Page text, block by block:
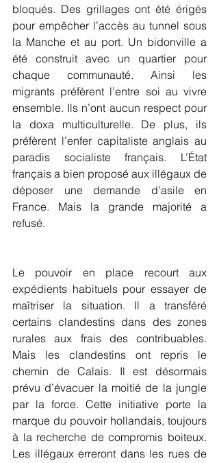
bloqués. Des grillages ont été érigés
pour empêcher l’accès au tunnel sous
la Manche et au port. Un bidonville a
été construit avec un quartier pour
chaque communauté. Ainsi les
migrants préfèrent l’entre soi au vivre
ensemble. Ils n’ont aucun respect pour
la doxa multiculturelle. De plus, ils
préfèrent l’enfer capitaliste anglais au
paradis socialiste français. L’État
français a bien proposé aux illégaux de
déposer une demande d’asile en
France. Mais la grande majorité a
refusé.
Le pouvoir en place recourt aux
expédients habituels pour essayer de
maîtriser la situation. Il a transféré
certains clandestins dans des zones
rurales aux frais des contribuables.
Mais les clandestins ont repris le
chemin de Calais. Il est désormais
prévu d’évacuer la moitié de la jungle
par la force. Cette initiative porte la
marque du pouvoir hollandais, toujours
à la recherche de compromis boiteux.
Les illégaux erreront dans les rues de